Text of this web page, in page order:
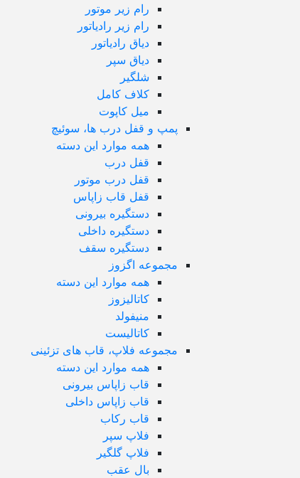
رام زیر موتور
رام زیر رادیاتور
دیاق رادیاتور
دیاق سپر
شلگیر
کلاف کامل
میل کاپوت
پمپ و قفل درب ها، سوئیچ
همه موارد این دسته
قفل درب
قفل درب موتور
قفل قاب زاپاس
دستگیره بیرونی
دستگیره داخلی
دستگیره سقف
مجموعه اگزوز
همه موارد این دسته
کاتالیزوز
منیفولد
کاتالیست
مجموعه فلاپ، قاب های تزئینی
همه موارد این دسته
قاب زاپاس بیرونی
قاب زاپاس داخلی
قاب رکاب
فلاپ سپر
فلاپ گلگیر
بال عقب